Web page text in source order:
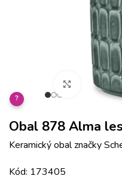
Klikněte
?
Obal 878 Alma
Keramický obal značky
Kód: 173405